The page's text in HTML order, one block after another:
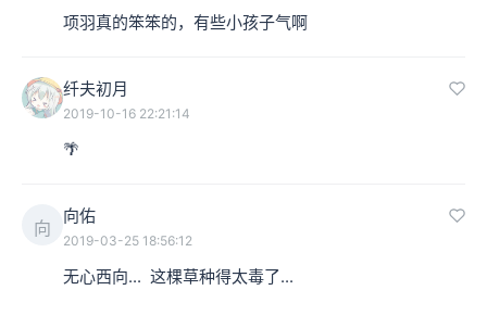
项羽真的笨笨的，有些小孩子气啊
纤夫初月
2019-10-16 22:21:14
🌴
向
向佑
2019-03-25 18:56:12
无心西向...  这棵草种得太毒了...